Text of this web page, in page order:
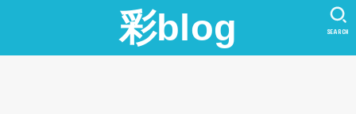
彩blog SEARCH